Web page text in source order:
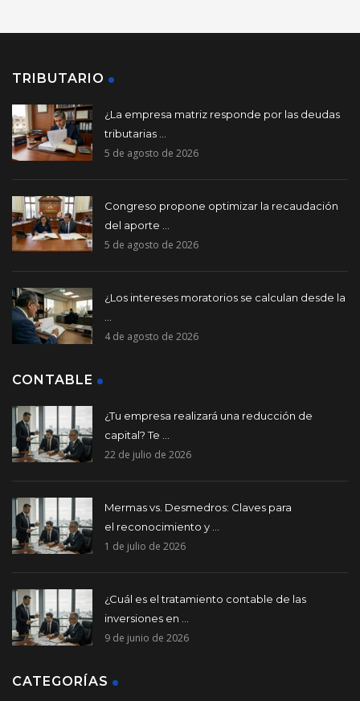
TRIBUTARIO
¿La empresa matriz responde por las deudas
tributarias ...
5 de agosto de 2026
Congreso propone optimizar la recaudación
del aporte ...
5 de agosto de 2026
¿Los intereses moratorios se calculan desde la
4 de agosto de 2026
CONTABLE
¿Tu empresa realizará una reducción de
capital? Te ...
22 de julio de 2026
Mermas vs. Desmedros: Claves para
el reconocimiento y ...
1 de julio de 2026
¿Cuál es el tratamiento contable de las
inversiones en ...
9 de junio de 2026
CATEGORÍAS